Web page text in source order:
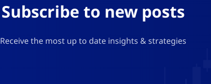
Subscribe to new posts
Receive the most up to date insights & strategies